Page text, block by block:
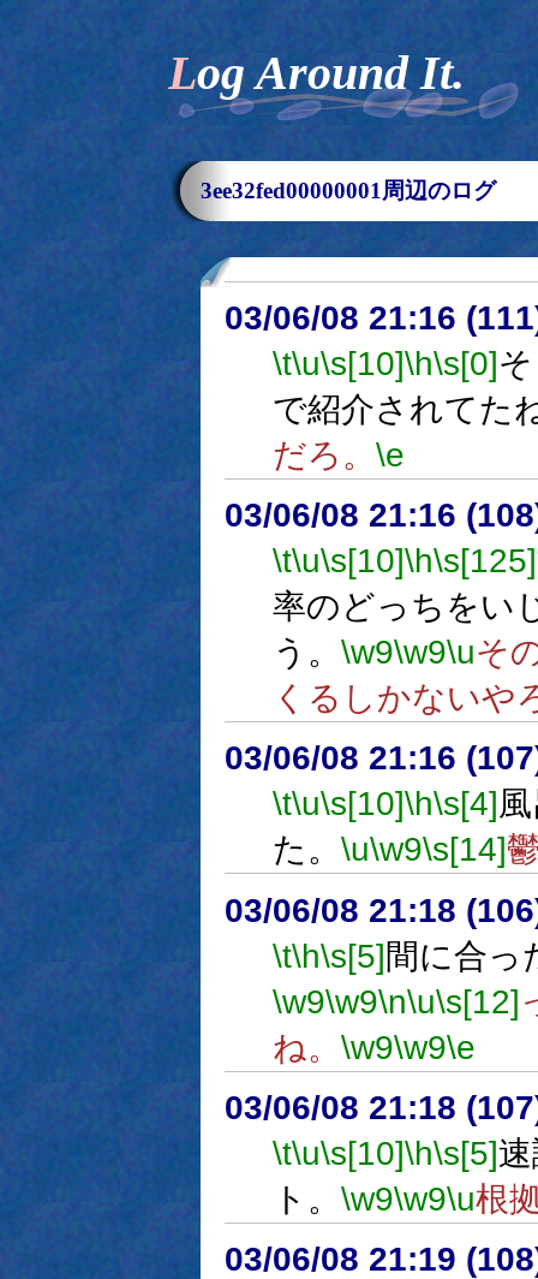
Log Around It.
3ee32fed00000001周辺のログ
03/06/08 21:16
\t\u\s[10]\h\s[0]
で紹介されてた
だろ。 \e
03/06/08 21:16
\t\u\s[10]\h\s[125]
率のどっちをい
う。 \w9\w9\uそ
くるしかないや
03/06/08 21:16
\t\u\s[10]\h\s[4]
た。 \u\w9\s[14]
03/06/08 21:18
\t\h\s[5]間に合っ
\w9\w9\n\u\s[12]
ね。 \w9\w9\e
03/06/08 21:18
\t\u\s[10]\h\s[5]
ト。 \w9\w9\u根
03/06/08 21:19